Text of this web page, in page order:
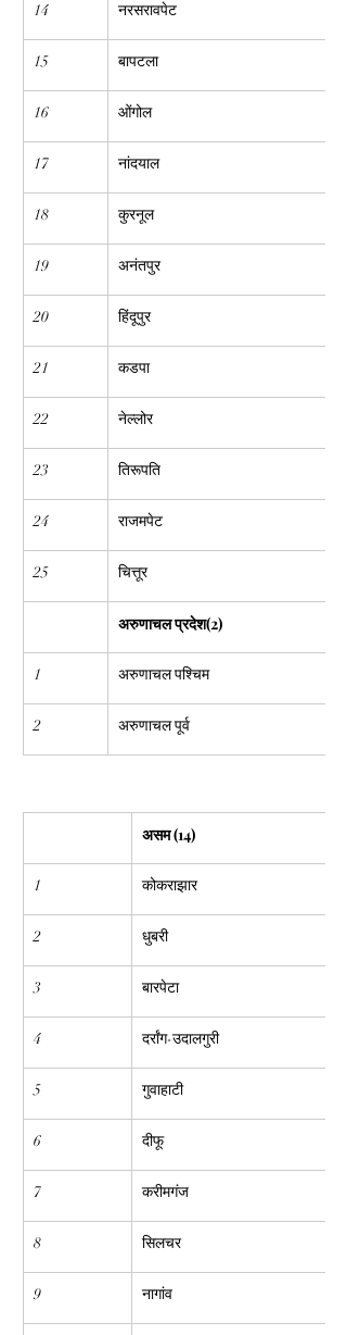
14 नरसरावपेट
15 बापटला
16 ओंगोल
17 नांदयाल
18 कुरनूल
19 अनंतपुर
20 हिंदूपुर
21 कडपा
22 नेल्लोर
23 तिरूपति
24 राजमपेट
25 चित्तूर
अरुणाचल प्रदेश(2)
1 अरुणाचल पश्चिम
2 अरुणाचल पूर्व
असम (14)
1 कोकराझार
2 धुबरी
3 बारपेटा
4 दर्रांग-उदालगुरी
5 गुवाहाटी
6 दीफू
7 करीमगंज
8 सिलचर
9 नागांव